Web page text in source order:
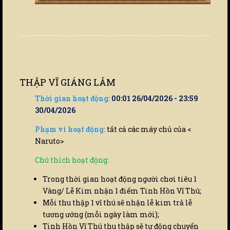
THẬP VĨ GIÁNG LÂM
Thời gian hoạt động: 00:01 26/04/2026 - 23:59
30/04/2026
Phạm vi hoạt động: tất cả các máy chủ của <
Naruto>
Chú thích hoạt động:
Trong thời gian hoạt động người chơi tiêu 1
Vàng/ Lễ Kim nhận 1 điểm Tinh Hồn Vĩ Thú;
Mỗi thu thập 1 vĩ thú sẽ nhận lễ kim trả lễ
tương ướng (mỗi ngày làm mới);
Tinh Hồn Vĩ Thú thu thập sẽ tự động chuyển